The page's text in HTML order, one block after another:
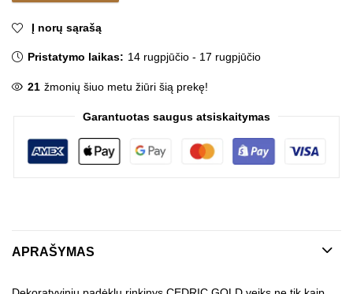
Į norų sąrašą
Pristatymo laikas: 14 rugpjūčio - 17 rugpjūčio
21 žmonių šiuo metu žiūri šią prekę!
Garantuotas saugus atsiskaitymas
APRAŠYMAS